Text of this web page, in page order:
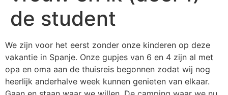
de student
We zijn voor het eerst zonder onze kinderen op deze
vakantie in Spanje. Onze gupjes van 6 en 4 zijn al met
opa en oma aan de thuisreis begonnen zodat wij nog
heerlijk anderhalve week kunnen genieten van elkaar.